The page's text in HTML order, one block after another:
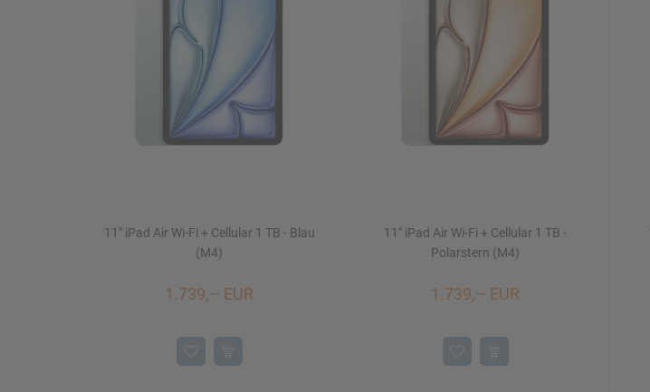
Mac Studio
iMac 24"
Displays NEU
iPhone 16/16 Plus
11" iPad Air Wi-Fi + Cellular 1 TB - Blau
(M4)
1.739,– EUR
11" iPad Air Wi-Fi + Cellular 1 TB -
Polarstern (M4)
1.739,– EUR